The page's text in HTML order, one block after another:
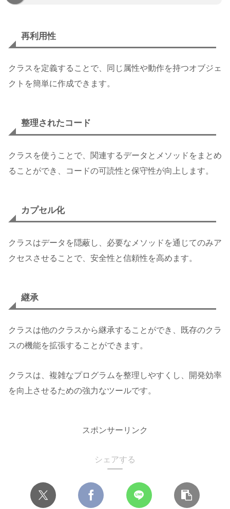
再利用性
クラスを定義することで、同じ属性や動作を持つオブジェ
クトを簡単に作成できます。
整理されたコード
クラスを使うことで、関連するデータとメソッドをまとめ
ることができ、コードの可読性と保守性が向上します。
カプセル化
クラスはデータを隠蔽し、必要なメソッドを通じてのみア
クセスさせることで、安全性と信頼性を高めます。
継承
クラスは他のクラスから継承することができ、既存のクラ
スの機能を拡張することができます。
クラスは、複雑なプログラムを整理しやすくし、開発効率
を向上させるための強力なツールです。
スポンサーリンク
シェアする